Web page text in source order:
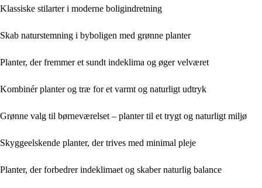
Klassiske stilarter i moderne boligindretning
Skab naturstemning i byboligen med grønne planter
Planter, der fremmer et sundt indeklima og øger velværet
Kombinér planter og træ for et varmt og naturligt udtryk
Grønne valg til børneværelset – planter til et trygt og naturligt miljø
Skyggeelskende planter, der trives med minimal pleje
Planter, der forbedrer indeklimaet og skaber naturlig balance